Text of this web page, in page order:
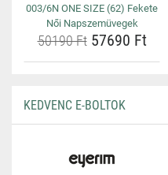
003/6N ONE SIZE (62) Fekete
Női Napszemüvegek
50190 Ft57690 Ft
KEDVENC E-BOLTOK